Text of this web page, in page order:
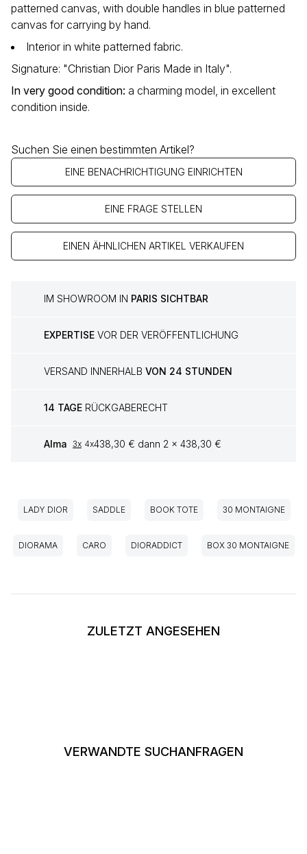
patterned canvas, with double handles in blue patterned
canvas for carrying by hand.
Interior in white patterned fabric.
Signature: "Christian Dior Paris Made in Italy".
In very good condition: a charming model, in excellent
condition inside.
Suchen Sie einen bestimmten Artikel?
EINE BENACHRICHTIGUNG EINRICHTEN
EINE FRAGE STELLEN
EINEN ÄHNLICHEN ARTIKEL VERKAUFEN
IM SHOWROOM IN PARIS SICHTBAR
EXPERTISE VOR DER VERÖFFENTLICHUNG
VERSAND INNERHALB VON 24 STUNDEN
14 TAGE RÜCKGABERECHT
Alma 3x 4x438,30 € dann 2 x 438,30 €
LADY DIOR SADDLE BOOK TOTE 30 MONTAIGNE
DIORAMA CARO DIORADDICT BOX 30 MONTAIGNE
ZULETZT ANGESEHEN
VERWANDTE SUCHANFRAGEN